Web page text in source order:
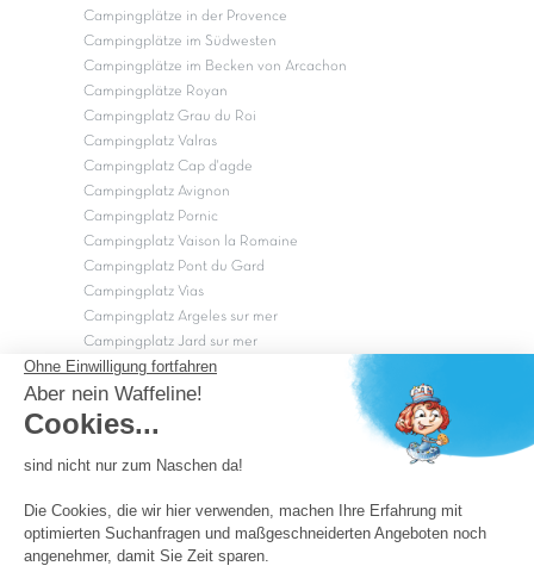
Campingplätze in der Provence
Campingplätze im Südwesten
Campingplätze im Becken von Arcachon
Campingplätze Royan
Campingplatz Grau du Roi
Campingplatz Valras
Campingplatz Cap d'agde
Campingplatz Avignon
Campingplatz Pornic
Campingplatz Vaison la Romaine
Campingplatz Pont du Gard
Campingplatz Vias
Campingplatz Argeles sur mer
Campingplatz Jard sur mer
Campingplatz Sarzeau
Campingplatz Fréjus
Campingplätze in Camargue
OK
Copyright Capfun 2026 ©